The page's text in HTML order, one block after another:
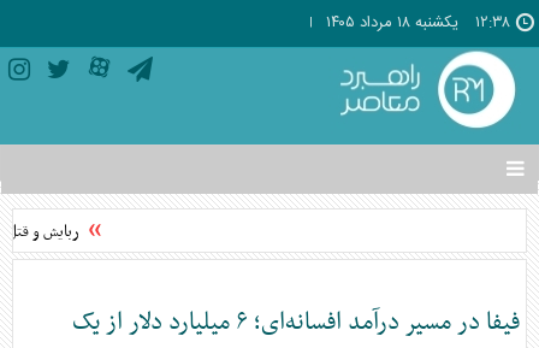
۱۲:۳۸ يکشنبه ۱۸ مرداد ۱۴۰۵
تغییر
وضعیت
منوی
ها
ربایش و قتل
فیفا در مسیر درآمد افسانه‌ای؛ ۶ میلیارد دلار از یک